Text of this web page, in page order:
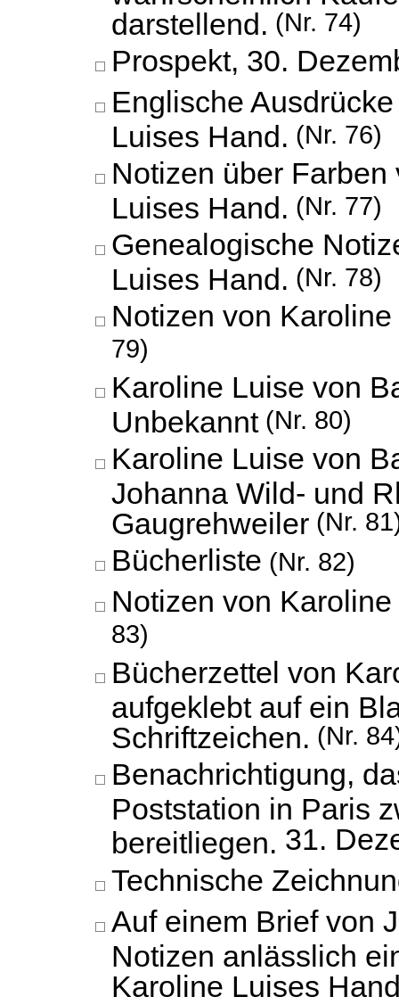
darstellend.
(Nr. 74)
Prospekt, 30.
Englische
Luises Hand. (Nr. 76)
Notizen über Farben
Luises Hand. (Nr. 77)
Genealogische
Luises Hand. (Nr. 78)
Notizen von
79)
Karoline Luise von
Unbekannt (Nr. 80)
Karoline Luise von
Johanna Wild- und
Gaugrehweiler (Nr.
Bücherliste (Nr. 82)
Notizen von
83)
Bücherzettel von
aufgeklebt auf ein
Schriftzeichen.
(Nr.
Benachrichtigung,
Poststation in Paris
bereitliegen. 31.
Technische
Auf einem Brief von
Notizen anlässlich
Karoline Luises